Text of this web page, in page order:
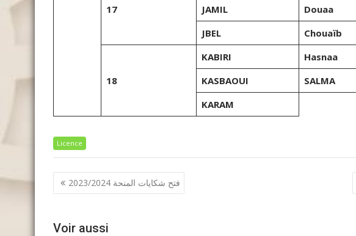
17
JAMIL
Douaa
JBEL
Chouaïb
18
KABIRI Hasnaa
KASBAOUI
SALMA
KARAM
Licence
Navigation
de
فتح شكايات المنحة 2023/2024
Voir aussi